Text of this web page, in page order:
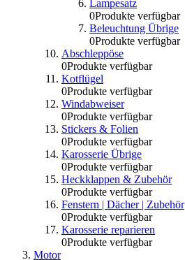
Lampesatz
0Produkte verfügbar
Beleuchtung Übrige
0Produkte verfügbar
Abschleppöse
0Produkte verfügbar
Kotflügel
0Produkte verfügbar
Windabweiser
0Produkte verfügbar
Stickers & Folien
0Produkte verfügbar
Karosserie Übrige
0Produkte verfügbar
Heckklappen & Zubehör
0Produkte verfügbar
Fenstern | Dächer | Zubehör
0Produkte verfügbar
Karosserie reparieren
0Produkte verfügbar
Motor